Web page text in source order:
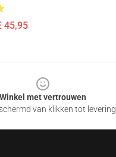
45,95
Winkel met vertrouwen
van klikken tot levering